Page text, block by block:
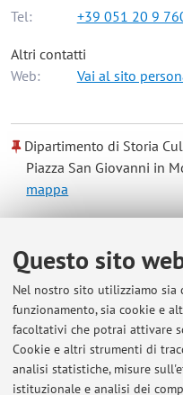
Questo sito
Nel nostro sito utilizziamo sia
funzionamento, sia cookie e
facoltativi che potrai attivare
Cookie e altri strumenti di
analisi statistiche, misure
istituzionale e analisi dei
Tel:
+39 051 20 9
Altri contatti
Web:
Vai al sito
Dipartimento di Storia
Piazza San Giovanni in
mappa
Risorse in rete
ORCID
Orario di ricevimento